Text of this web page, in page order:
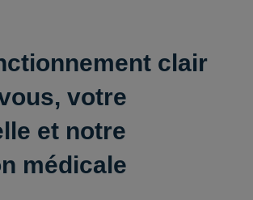
clair
votre
et notre
médicale